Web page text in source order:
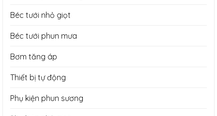
Béc tưới nhỏ giọt
Béc tưới phun mưa
Bơm tăng áp
Thiết bị tự động
Phụ kiện phun sương